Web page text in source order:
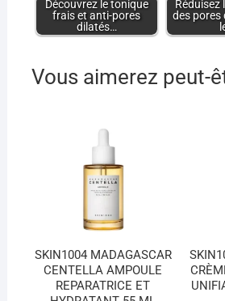
Découvrez le tonique
frais et anti-pores
dilatés…
Réduisez
des pores
Vous aimerez peut-
SKIN1004 MADAGASCAR
CENTELLA AMPOULE
REPARATRICE ET